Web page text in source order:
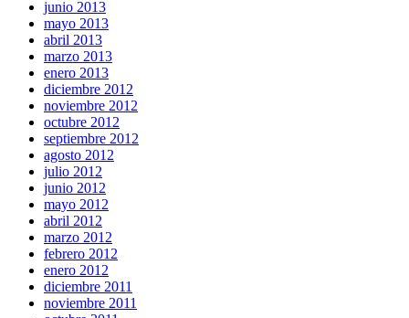
junio 2013
mayo 2013
abril 2013
marzo 2013
enero 2013
diciembre 2012
noviembre 2012
octubre 2012
septiembre 2012
agosto 2012
julio 2012
junio 2012
mayo 2012
abril 2012
marzo 2012
febrero 2012
enero 2012
diciembre 2011
noviembre 2011